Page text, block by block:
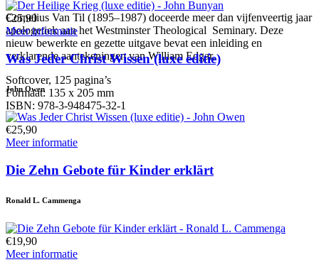
Cornelius Van Til (1895–1987) doceerde meer dan vijfenveertig jaar
apologetiek aan het Westminster Theological Seminary. Deze
nieuw bewerkte en gezette uitgave bevat een inleiding en
verklarende aantekeningen van William Edgar.
Softcover, 125 pagina’s
Formaat: 135 x 205 mm
ISBN: 978-3-948475-32-1
€25,90
Meer informatie
Was Jeder Christ Wissen (luxe editie)
John Owen
€25,90
Meer informatie
Die Zehn Gebote für Kinder erklärt
Ronald L. Cammenga
€19,90
Meer informatie